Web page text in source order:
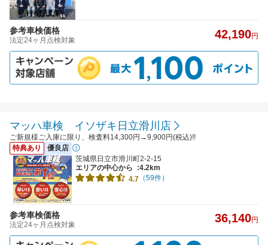
参考車検価格
法定24ヶ月点検対象 42,190円
マッハ車検 イソザキ日立滑川店
ご新規様ご入庫に限り、検査料14,300円→9,900円(税込)!!
特典あり
優良店
茨城県日立市滑川町2-2-15
エリアの中心から
:4.2km
4.7 （59件）
参考車検価格
法定24ヶ月点検対象 36,140円